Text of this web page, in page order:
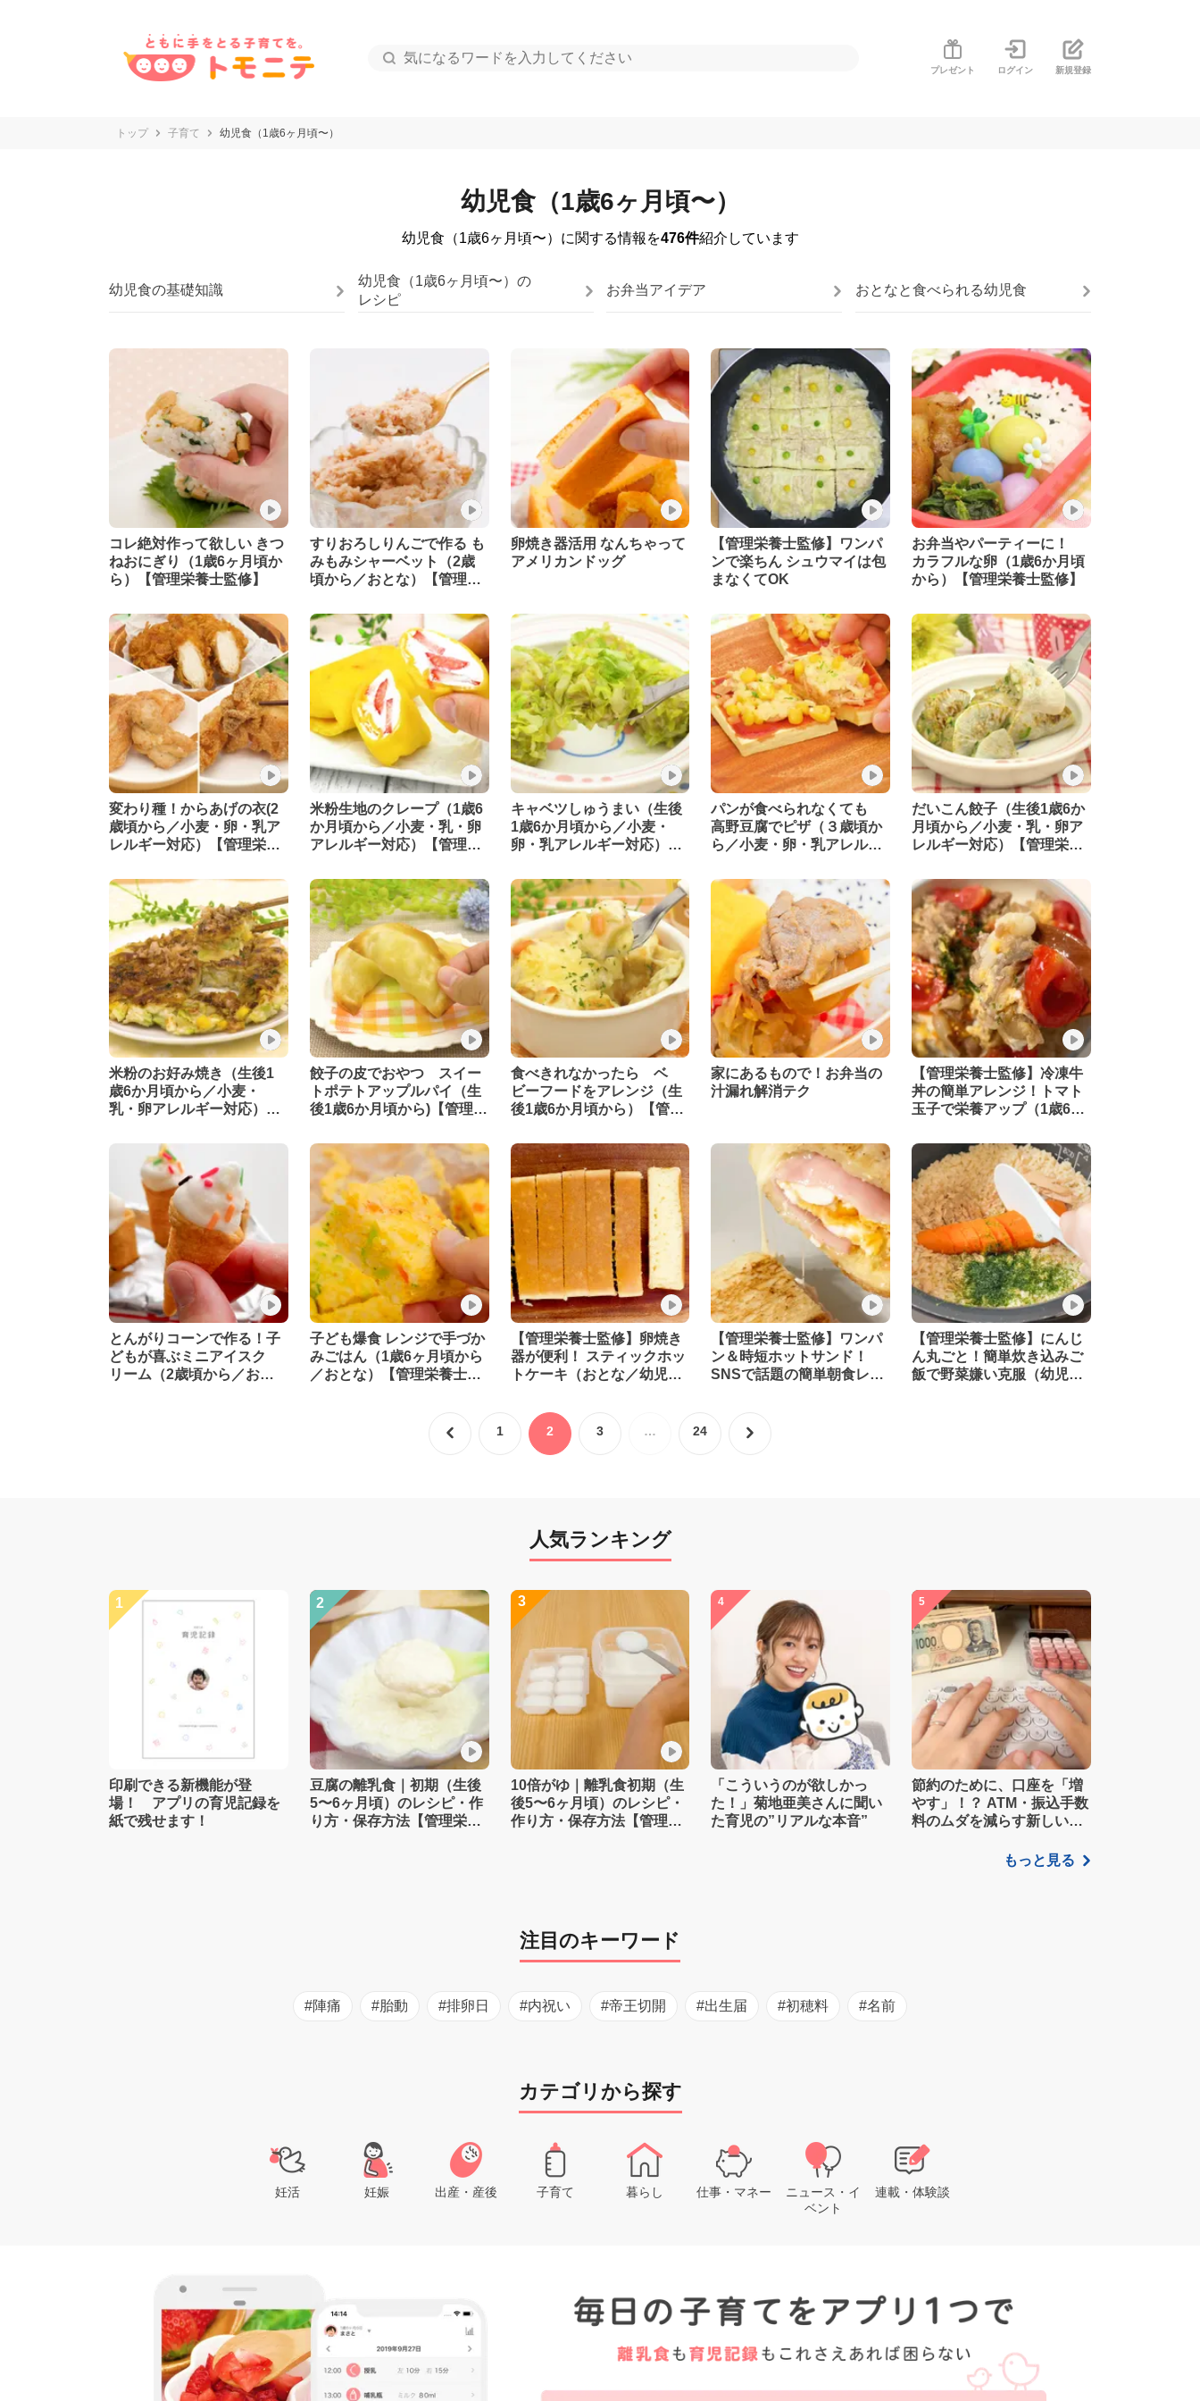
プレゼント ログイン 新規登録
トップ 子育て 幼児食（1歳6ヶ月頃〜）
幼児食（1歳6ヶ月頃〜）
幼児食（1歳6ヶ月頃〜）に関する情報を476件紹介しています
幼児食の基礎知識
幼児食（1歳6ヶ月頃〜）の
レシピ
お弁当アイデア おとなと食べられる幼児食
コレ絶対作って欲しい きつ
ねおにぎり（1歳6ヶ月頃か
ら）【管理栄養士監修】
すりおろしりんごで作る も
みもみシャーベット（2歳
頃から／おとな）【管理栄
卵焼き器活用 なんちゃって
アメリカンドッグ
【管理栄養士監修】ワンパ
ンで楽ちん シュウマイは包
まなくてOK
お弁当やパーティーに！
カラフルな卵（1歳6か月頃
から）【管理栄養士監修】
変わり種！からあげの衣(2
歳頃から／小麦・卵・乳ア
レルギー対応）【管理栄養
米粉生地のクレープ（1歳6
か月頃から／小麦・乳・卵
アレルギー対応）【管理栄
キャベツしゅうまい（生後
1歳6か月頃から／小麦・
卵・乳アレルギー対応）
パンが食べられなくても
高野豆腐でピザ（３歳頃か
ら／小麦・卵・乳アレル
修】
だいこん餃子（生後1歳6か
月頃から／小麦・乳・卵ア
レルギー対応）【管理栄養
米粉のお好み焼き（生後1
歳6か月頃から／小麦・
乳・卵アレルギー対応）
餃子の皮でおやつ スイー
トポテトアップルパイ（生
後1歳6か月頃から)【管理栄
食べきれなかったら ベ
ビーフードをアレンジ（生
後1歳6か月頃から）【管理
家にあるもので！お弁当の
汁漏れ解消テク
【管理栄養士監修】冷凍牛
丼の簡単アレンジ！トマト
玉子で栄養アップ（1歳6ヶ
とんがりコーンで作る！子
どもが喜ぶミニアイスク
リーム（2歳頃から／おと
子ども爆食 レンジで手づか
みごはん（1歳6ヶ月頃から
／おとな）【管理栄養士監
【管理栄養士監修】卵焼き
器が便利！ スティックホッ
トケーキ（おとな／幼児食
【管理栄養士監修】ワンパ
ン＆時短ホットサンド！
SNSで話題の簡単朝食レシ
【管理栄養士監修】にんじ
ん丸ごと！簡単炊き込みご
飯で野菜嫌い克服（幼児食
1 2 3 … 24
人気ランキング
1
印刷できる新機能が登
場！ アプリの育児記録を
紙で残せます！
2
豆腐の離乳食｜初期（生後
5〜6ヶ月頃）のレシピ・作
り方・保存方法【管理栄養
3
10倍がゆ｜離乳食初期（生
後5〜6ヶ月頃）のレシピ・
作り方・保存方法【管理栄
4
「こういうのが欲しかっ
た！」菊地亜美さんに聞い
た育児の”リアルな本音”
5
節約のために、口座を「増
やす」！？ ATM・振込手数
料のムダを減らす新しい家
もっと見る
注目のキーワード
#陣痛 #胎動 #排卵日 #内祝い #帝王切開 #出生届 #初穂料 #名前
カテゴリから探す
妊活 妊娠 出産・産後 子育て 暮らし 仕事・マネー
ニュース・イ
ベント
連載・体験談